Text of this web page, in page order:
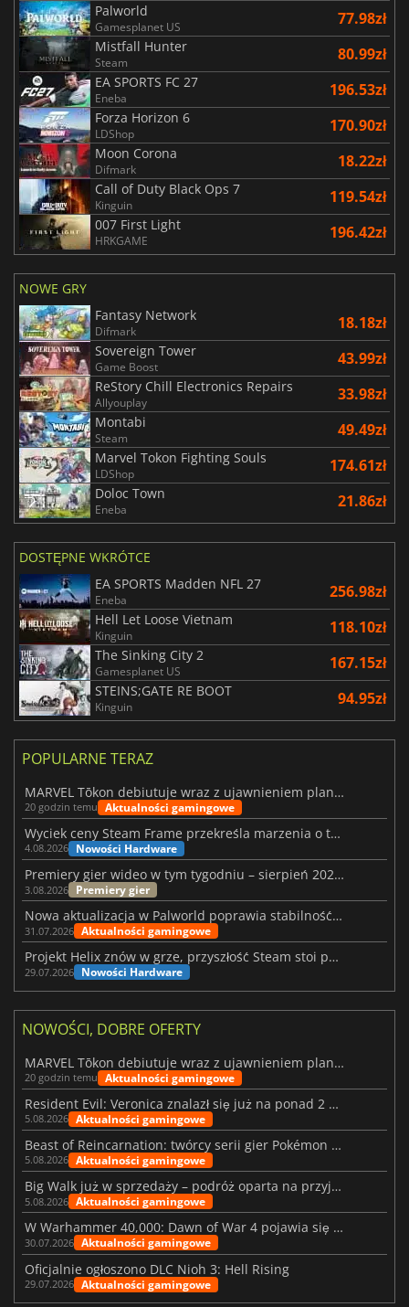
Palworld
Gamesplanet US 77.98zł
Mistfall Hunter
Steam 80.99zł
EA SPORTS FC 27
Eneba 196.53zł
Forza Horizon 6
LDShop 170.90zł
Moon Corona
Difmark 18.22zł
Call of Duty Black Ops 7
Kinguin 119.54zł
007 First Light
HRKGAME 196.42zł
NOWE GRY
Fantasy Network
Difmark 18.18zł
Sovereign Tower
Game Boost 43.99zł
ReStory Chill Electronics Repairs
Allyouplay 33.98zł
Montabi
Steam 49.49zł
Marvel Tokon Fighting Souls
LDShop 174.61zł
Doloc Town
Eneba 21.86zł
DOSTĘPNE WKRÓTCE
EA SPORTS Madden NFL 27
Eneba 256.98zł
Hell Let Loose Vietnam
Kinguin 118.10zł
The Sinking City 2
Gamesplanet US 167.15zł
STEINS;GATE RE BOOT
Kinguin 94.95zł
POPULARNE TERAZ
MARVEL Tōkon debiutuje wraz z ujawnieniem planu rozwoju na pierwszy rok
20 godzin temu Aktualności gamingowe
Wyciek ceny Steam Frame przekreśla marzenia o tanim zestawie VR
4.08.2026 Nowości Hardware
Premiery gier wideo w tym tygodniu – sierpień 2026 r. (32. tydzień)
3.08.2026 Premiery gier
Nowa aktualizacja w Palworld poprawia stabilność Sunreach i walk z bossami
31.07.2026 Aktualności gamingowe
Projekt Helix znów w grze, przyszłość Steam stoi pod znakiem zapytania
29.07.2026 Nowości Hardware
NOWOŚCI, DOBRE OFERTY
MARVEL Tōkon debiutuje wraz z ujawnieniem planu rozwoju na pierwszy rok
20 godzin temu Aktualności gamingowe
Resident Evil: Veronica znalazł się już na ponad 2 milionach list życzeń
5.08.2026 Aktualności gamingowe
Beast of Reincarnation: twórcy serii gier Pokémon wkraczają na nową ścieżkę
5.08.2026 Aktualności gamingowe
Big Walk już w sprzedaży – podróż oparta na przyjaźni
5.08.2026 Aktualności gamingowe
W Warhammer 40,000: Dawn of War 4 pojawia się frakcja Nekronów
30.07.2026 Aktualności gamingowe
Oficjalnie ogłoszono DLC Nioh 3: Hell Rising
29.07.2026 Aktualności gamingowe